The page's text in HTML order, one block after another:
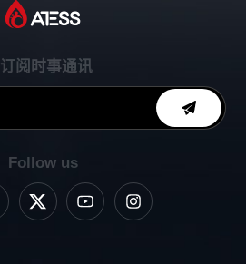
订阅时事通讯
Follow us